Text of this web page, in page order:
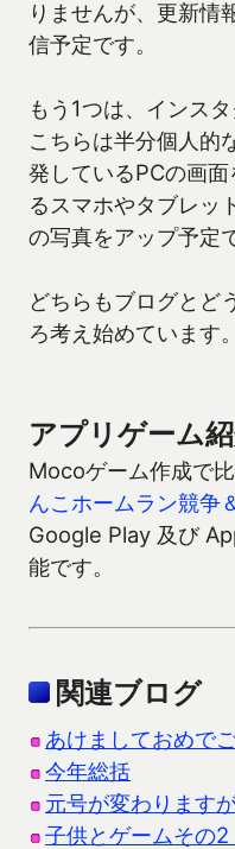
りませんが、更新情
信予定です。
もう1つは、インス
こちらは半分個人的
発しているPCの画
るスマホやタブレッ
の写真をアップ予定
どちらもブログとど
ろ考え始めています。
アプリゲーム
Mocoゲーム作成で
んこホームラン競争
Google Play 及び
能です。
関連ブログ
あけましておめで
今年総括
元号が変わります
子供とゲームその